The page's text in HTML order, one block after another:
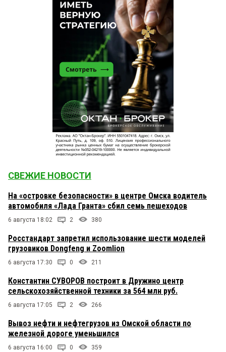
СВЕЖИЕ НОВОСТИ
На «островке безопасности» в центре Омска водитель
автомобиля «Лада Гранта» сбил семь пешеходов
6 августа 18:02 2 380
Росстандарт запретил использование шести моделей
грузовиков Dongfeng и Zoomlion
6 августа 17:30 0 211
Константин СУВОРОВ построит в Дружино центр
сельскохозяйственной техники за 564 млн руб.
6 августа 17:05 2 266
Вывоз нефти и нефтегрузов из Омской области по
железной дороге уменьшился
6 августа 16:00 0 359